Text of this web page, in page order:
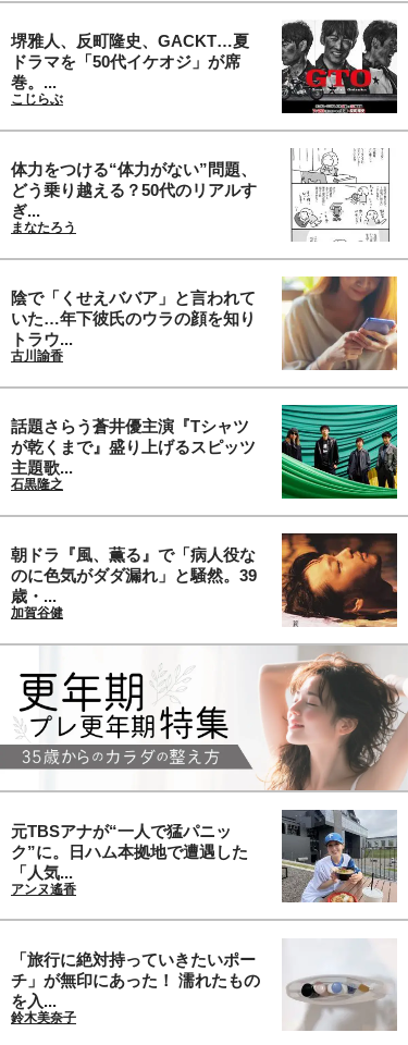
堺雅人、反町隆史、GACKT…夏
ドラマを「50代イケオジ」が席
巻。...
こじらぶ
体力をつける“体力がない”問題、
どう乗り越える？50代のリアルす
ぎ...
まなたろう
陰で「くせえババア」と言われて
いた…年下彼氏のウラの顔を知り
トラウ...
古川諭香
話題さらう蒼井優主演『Tシャツ
が乾くまで』盛り上げるスピッツ
主題歌...
石黒隆之
朝ドラ『風、薫る』で「病人役な
のに色気がダダ漏れ」と騒然。39
歳・...
加賀谷健
元TBSアナが“一人で猛パニッ
ク”に。日ハム本拠地で遭遇した
「人気...
アンヌ遙香
「旅行に絶対持っていきたいポー
チ」が無印にあった！ 濡れたもの
を入...
鈴木美奈子